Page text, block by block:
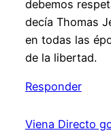
debemos
decía Thomas
en todas las
de la libertad.
Responder
Viena Directo